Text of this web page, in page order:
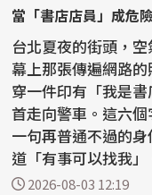
當「書店店員」成危
台北夏夜的街頭，
幕上那張傳遍網路
穿一件印有「我是
首走向警車。這六
一句再普通不過的
道「有事可以找我
的宣告...
2026-08-03 12:19